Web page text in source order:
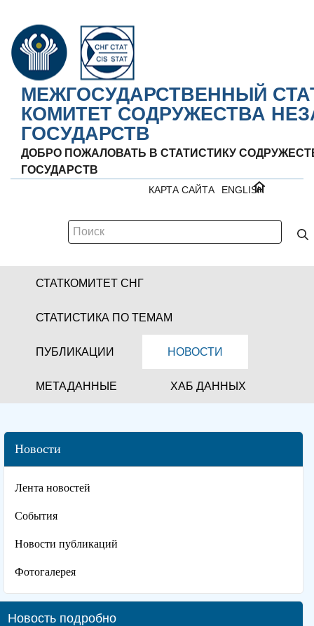
МЕЖГОСУДАРСТВЕННЫЙ
КОМИТЕТ СОДРУЖЕСТВА
ГОСУДАРСТВ
ДОБРО ПОЖАЛОВАТЬ В СТАТИСТИКУ
ГОСУДАРСТВ
ENGLISH
КАРТА САЙТА
СТАТКОМИТЕТ СНГ
СТАТИСТИКА ПО ТЕМАМ
ПУБЛИКАЦИИ НОВОСТИ
МЕТАДАННЫЕ ХАБ ДАННЫХ
Новости
Лента новостей
События
Новости публикаций
Фотогалерея
Новость подробно